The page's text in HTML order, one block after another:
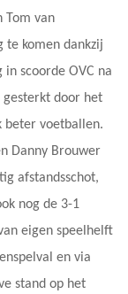
Tom van
te komen dankzij
scoorde OVC na
gesterkt door het
beter voetballen.
Danny Brouwer
afstandsschot,
nog de 3-1
eigen speelhelft
en via
stand op het